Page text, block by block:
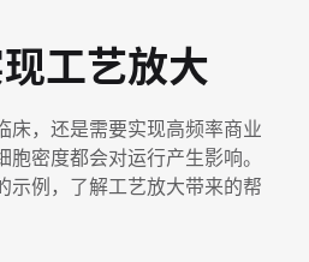
工艺放大
床，还是需要实现高频率商业
胞密度都会对运行产生影响。
示例，了解工艺放大带来的帮